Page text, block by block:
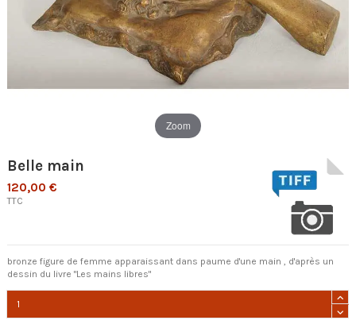
Zoom
Belle main
120,00 €
TTC
bronze figure de femme apparaissant dans paume d'une main , d'après un
dessin du livre "Les mains libres"